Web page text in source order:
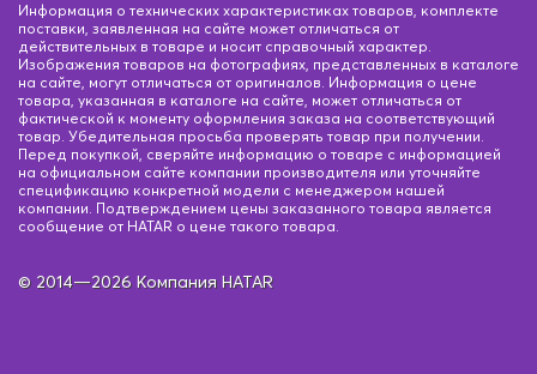
Информация о технических характеристиках товаров, комплекте
поставки, заявленная на сайте может отличаться от
действительных в товаре и носит справочный характер.
Изображения товаров на фотографиях, представленных в каталоге
на сайте, могут отличаться от оригиналов. Информация о цене
товара, указанная в каталоге на сайте, может отличаться от
фактической к моменту оформления заказа на соответствующий
товар. Убедительная просьба проверять товар при получении.
Перед покупкой, сверяйте информацию о товаре с информацией
на официальном сайте компании производителя или уточняйте
спецификацию конкретной модели с менеджером нашей
компании. Подтверждением цены заказанного товара является
сообщение от HATAR о цене такого товара.
© 2014—2026 Компания HATAR